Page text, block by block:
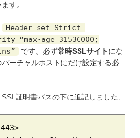
す。
Header set Strict-
“max-age=31536000;
です。必ず常時SSLサイト にな
ーチャルホストにだけ設定する必
証明書バスの下に追記しました。